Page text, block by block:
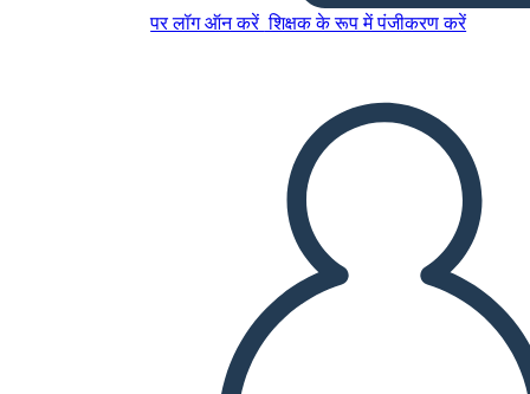
पर लॉग ऑन करें शिक्षक के रूप में पंजीकरण करें
इस स्टोरीबोर्ड को कॉपी करें
स्टोरीबोर्ड बनाएं
स्लाइड शो चलाएं
मुझे पढ़कर सुनाओ